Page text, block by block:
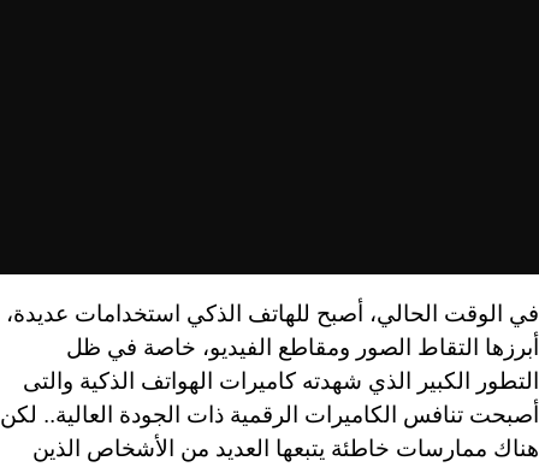
في الوقت الحالي، أصبح للهاتف الذكي استخدامات عديدة،
أبرزها التقاط الصور ومقاطع الفيديو، خاصة في ظل
التطور الكبير الذي شهدته كاميرات الهواتف الذكية والتى
أصبحت تنافس الكاميرات الرقمية ذات الجودة العالية.. لكن
هناك ممارسات خاطئة يتبعها العديد من الأشخاص الذين